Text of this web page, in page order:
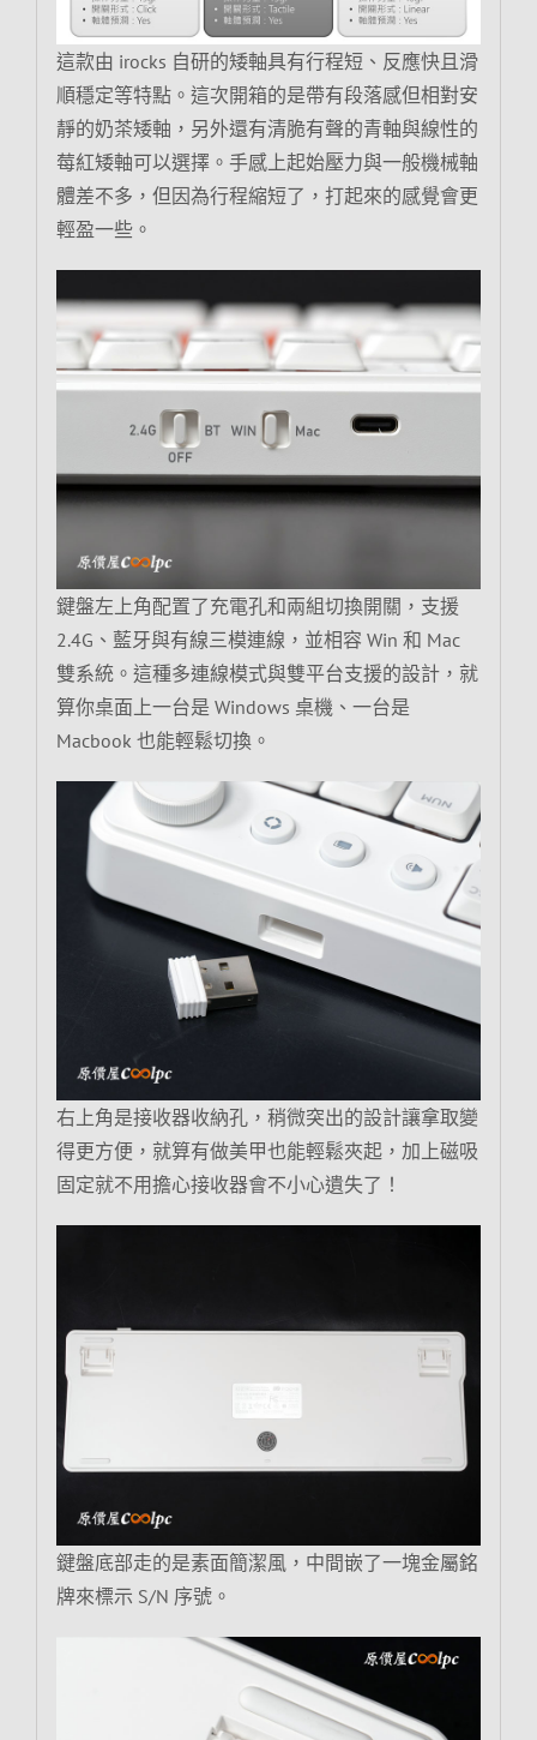
這款由 irocks 自研的矮軸具有行程短、反應快且滑
順穩定等特點。這次開箱的是帶有段落感但相對安
靜的奶茶矮軸，另外還有清脆有聲的青軸與線性的
莓紅矮軸可以選擇。手感上起始壓力與一般機械軸
體差不多，但因為行程縮短了，打起來的感覺會更
輕盈一些。
鍵盤左上角配置了充電孔和兩組切換開關，支援
2.4G、藍牙與有線三模連線，並相容 Win 和 Mac
雙系統。這種多連線模式與雙平台支援的設計，就
算你桌面上一台是 Windows 桌機、一台是
Macbook 也能輕鬆切換。
右上角是接收器收納孔，稍微突出的設計讓拿取變
得更方便，就算有做美甲也能輕鬆夾起，加上磁吸
固定就不用擔心接收器會不小心遺失了！
鍵盤底部走的是素面簡潔風，中間嵌了一塊金屬銘
牌來標示 S/N 序號。